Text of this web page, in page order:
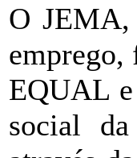
O JEMA,
EQUAL
social